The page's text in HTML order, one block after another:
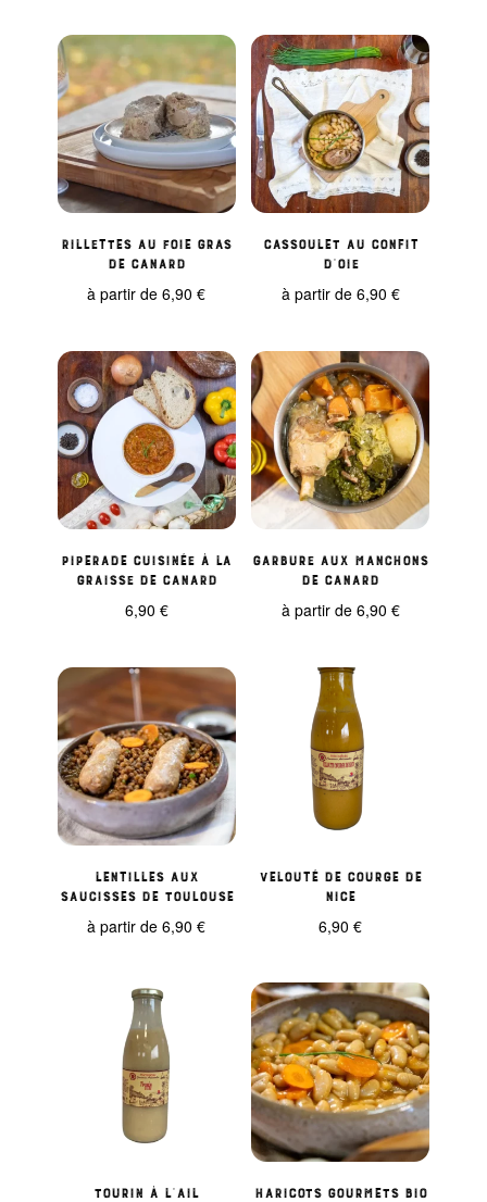
Rillettes au foie gras
de Canard
à partir de6,90€
Cassoulet au confit
d’oie
à partir de 6,90 €
Piperade Cuisinée à la
Graisse de Canard
6,90 €
Garbure aux manchons
de canard
à partir de 6,90 €
Lentilles aux
saucisses de Toulouse
à partir de6,90€
Velouté de courge de
Nice
6,90€
Tourin à l’ail Haricots Gourmets BIO